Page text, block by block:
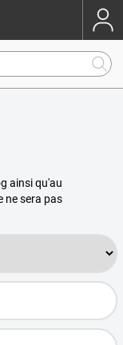
ainsi qu'au
ne sera pas